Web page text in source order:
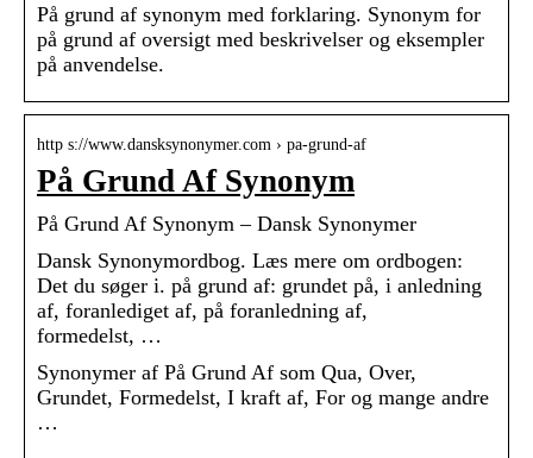
På grund af synonym med forklaring. Synonym for
på grund af oversigt med beskrivelser og eksempler
på anvendelse.
http s://www.dansksynonymer.com › pa-grund-af
På Grund Af Synonym
På Grund Af Synonym – Dansk Synonymer
Dansk Synonymordbog. Læs mere om ordbogen:
Det du søger i. på grund af: grundet på, i anledning
af, foranlediget af, på foranledning af,
formedelst, …
Synonymer af På Grund Af som Qua, Over,
Grundet, Formedelst, I kraft af, For og mange andre
…